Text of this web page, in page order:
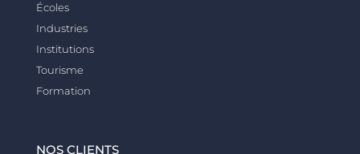
Écoles
Industries
Institutions
Tourisme
Formation
NOS CLIENTS